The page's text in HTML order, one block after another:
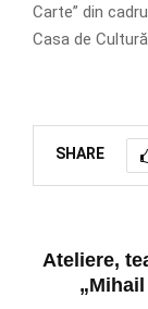
Carte” din
Casa de Cultură
SHARE
Ateliere,